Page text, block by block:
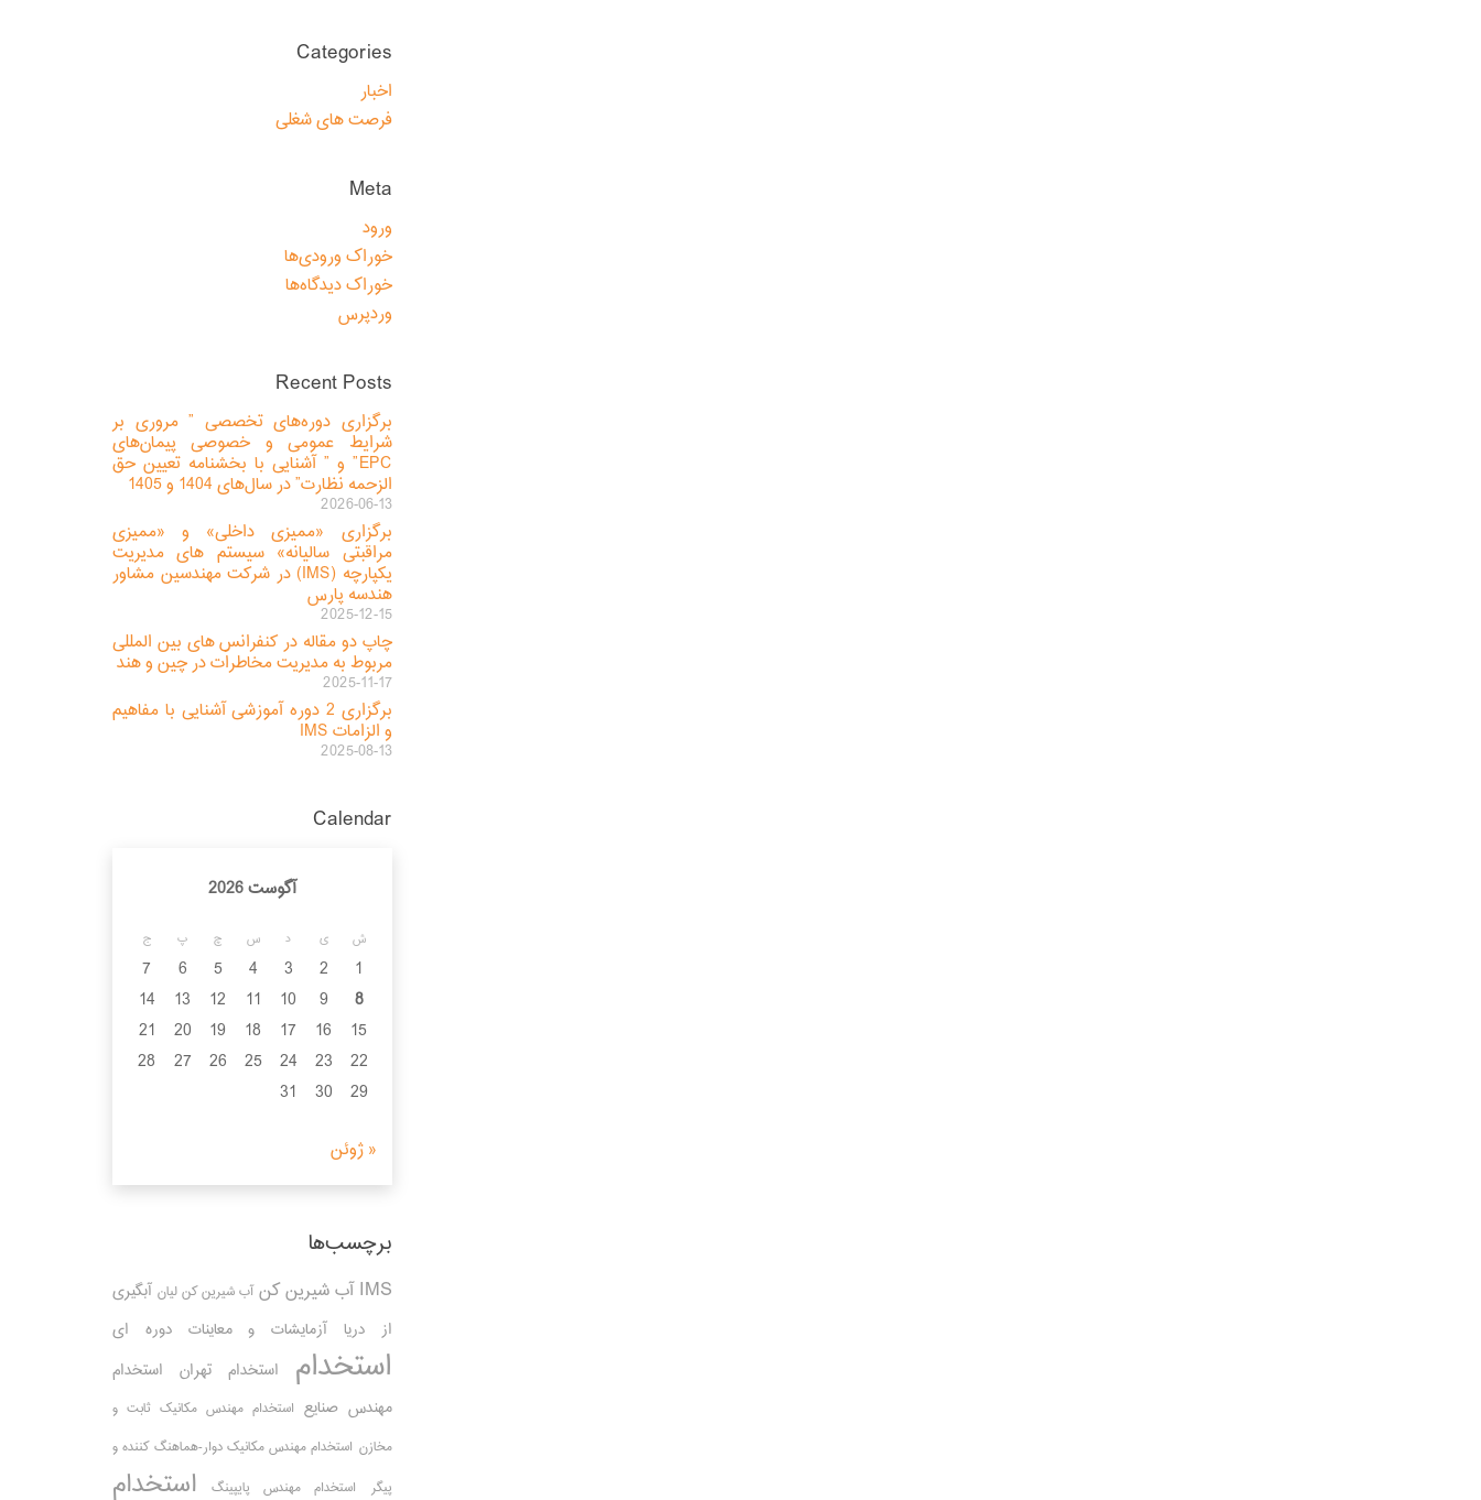
Categories
اخبار
فرصت های شغلی
Meta
ورود
خوراک ورودی‌ها
خوراک دیدگاه‌ها
وردپرس
Recent Posts
برگزاری دوره‌های تخصصی ” مروری بر
شرایط عمومی و خصوصی پیمان‌های
EPC” و ” آشنایی با بخشنامه تعیین حق
الزحمه نظارت” در سال‌های 1404 و 1405
2026-06-13
برگزاری «ممیزی داخلی» و «ممیزی
مراقبتی سالیانه» سیستم های مدیریت
یکپارچه (IMS) در شرکت مهندسین مشاور
هندسه پارس
2025-12-15
چاپ دو مقاله در کنفرانس های بین المللی
مربوط به مدیریت مخاطرات در چین و هند
2025-11-17
برگزاری 2 دوره آموزشی آشنایی با مفاهیم
و الزامات IMS
2025-08-13
Calendar
آگوست 2026
ش ی د س چ پ ج
1
2
3
4
5
6
7
8
9
10
11
12
13
14
15
16
17
18
19
20
21
22
23
24
25
26
27
28
29
30
31
« ژوئن
برچسب‌ها
IMS آب شیرین کن آب شیرین کن لیان آبگیری
از دریا
آزمایشات و معاینات دوره ای
استخدام استخدام تهران
استخدام
مهندس صنایع استخدام مهندس مکانیک ثابت و
مخازن استخدام مهندس مکانیک دوار-هماهنگ کننده و
پیگر
استخدام مهندس پایپینگ استخدام